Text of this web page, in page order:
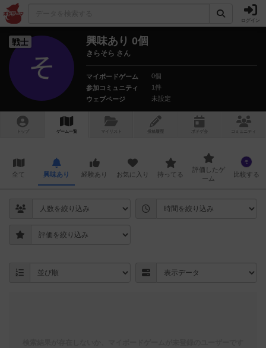
ログイン
戦士 興味あり 0個
きらそら さん
マイボードゲーム
0個
参加コミュニティ
1件
ウェブページ
未設定
トップ ゲーム一覧 マイリスト 投稿履歴 ボ ドゲ コミュニティ
全て 興味あり 経験あり お気に入り 持ってる
評価したゲ
ーム
比較する